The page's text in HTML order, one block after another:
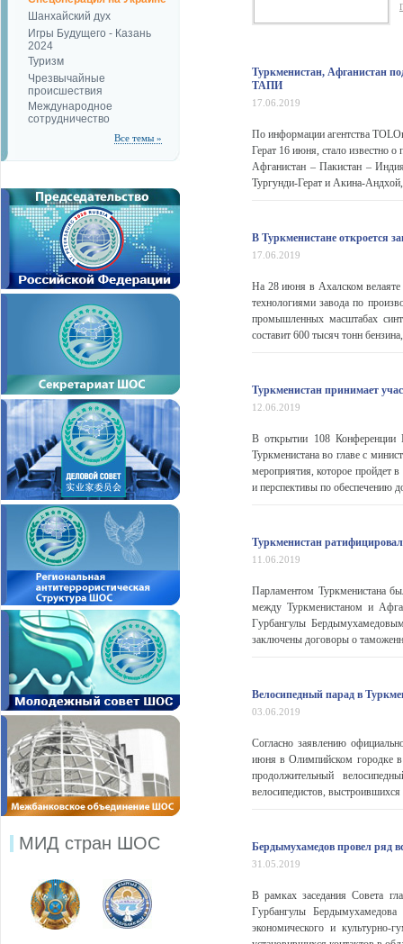
Шанхайский дух
Игры Будущего - Казань
2024
Туризм
Чрезвычайные
происшествия
Международное
сотрудничество
Все темы »
МИД стран ШОС
Туркменистан, Афганистан
ТАПИ
17.06.2019
По информации агентства
Герат 16 июня, стало известно о
Афганистан – Пакистан –
Тургунди-Герат и Акина-Андхой,
В Туркменистане откроется
17.06.2019
На 28 июня в Ахалском велаяте
технологиями завода по
промышленных масштабах
составит 600 тысяч тонн
Туркменистан принимает
12.06.2019
В открытии 108 Конференции
Туркменистана во главе с
мероприятия, которое пройдет
и перспективы по обеспечению
Туркменистан ратифицировал
11.06.2019
Парламентом Туркменистана
между Туркменистаном и
Гурбангулы
заключены договоры о
Велосипедный парад в
03.06.2019
Согласно заявлению
июня в Олимпийском городке в
продолжительный
велосипедистов,
Бердымухамедов провел ряд
31.05.2019
В рамках заседания Совета
Гурбангулы
экономического и культурно-